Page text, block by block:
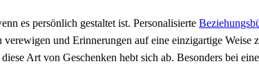
es persönlich gestaltet ist. Personalisierte
und Erinnerungen auf eine einzigartige
Art von Geschenken hebt sich ab. Besonders bei